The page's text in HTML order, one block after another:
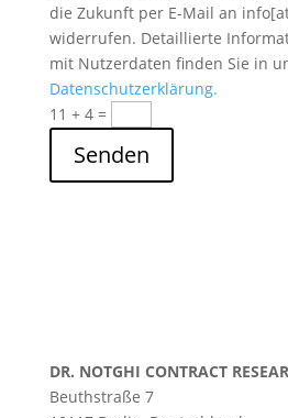
die Zukunft per E-Mail an
widerrufen. Detaillierte
mit Nutzerdaten finden Sie in
Datenschutzerklärung.
11 + 4=
Senden
DR. NOTGHI CONTRACT
Beuthstraße 7